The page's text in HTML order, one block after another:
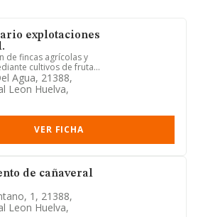
explotaciones
de fincas agrícolas y
cultivos de frutas,
...
Agua, 21388,
Leon Huelva,
VER FICHA
de cañaveral
1, 21388,
Leon Huelva,